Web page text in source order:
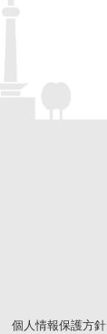
個人情報保護方針